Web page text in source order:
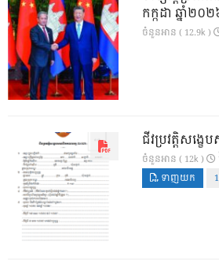
កក្កដា ឆ្នាំ២០
ចំនួនអាន ( 12.9k )
ជីវប្រវត្តិសង្
ចំនួនអាន ( 12k )
ទាញយក